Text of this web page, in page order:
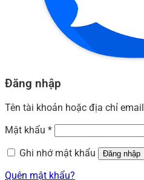
Đăng nhập
Tên tài khoản hoặc địa chỉ email
Mật khẩu *
Ghi nhớ mật khẩu
Đăng nhập
Quên mật khẩu?